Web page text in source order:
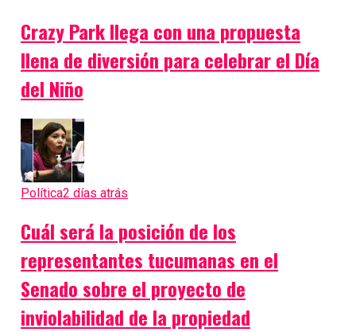
Crazy Park llega con una propuesta
llena de diversión para celebrar el Día
del Niño
Política2 días atrás
Cuál será la posición de los
representantes tucumanas en el
Senado sobre el proyecto de
inviolabilidad de la propiedad